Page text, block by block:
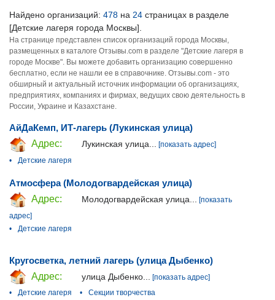
Найдено организаций: 478 на 24 страницах в разделе
[Детские лагеря города Москвы].
На странице представлен список организаций города Москвы,
размещенных в каталоге Отзывы.com в разделе "Детские лагеря в
городе Москве". Вы можете добавить организацию совершенно
бесплатно, если не нашли ее в справочнике. Отзывы.com - это
обширный и актуальный источник информации об организациях,
предприятиях, компаниях и фирмах, ведущих свою деятельность в
России, Украине и Казахстане.
АйДаКемп, ИТ-лагерь (Лукинская улица)
Адрес:
Лукинская улица...
[показать адрес]
•
Детские лагеря
Атмосфера (Молодогвардейская улица)
Адрес:
Молодогвардейская улица...
[показать
адрес]
•
Детские лагеря
Кругосветка, летний лагерь (улица Дыбенко)
Адрес:
улица Дыбенко...
[показать адрес]
•
Детские лагеря • Секции творчества